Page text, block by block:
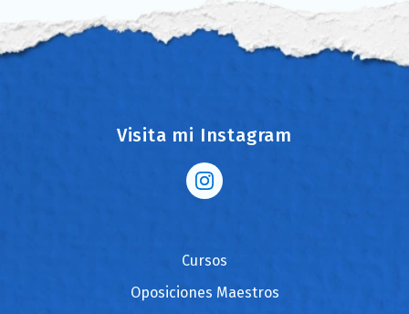
Visita mi Instagram
Cursos
Oposiciones Maestros